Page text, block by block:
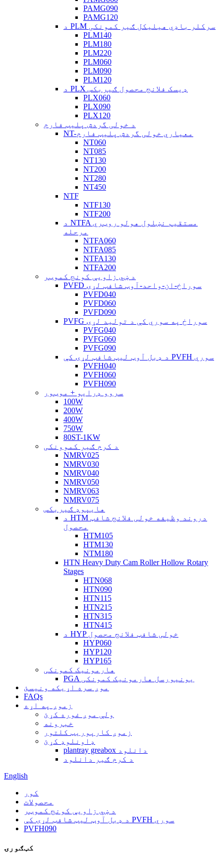
PAMG090
PAMG120
د PLM سرکلر باډي هیلیکل ګیر کمونکی
PLM140
PLM180
PLM220
PLM060
PLM090
PLM120
د PLX ډیسک فلانج محصول ګیربکس
PLX060
PLX090
PLX120
د خولی گردش پلیټ فارم
NT-معیاري خولی گردش پلیټ فارم
NT060
NT085
NT130
NT200
NT280
NT450
NTF
NTF130
NTF200
د NTFA مستقیم نښلول هولو روټري
مرحله
NTFA060
NTFA085
NTFA130
NTFA200
د ښي زاویې کونج کموټر
PVFD سوراخ-ان-واحد-آوټ شافټ لړۍ
PVFD040
PVFD060
PVFD090
PVFG سوراخ په سوري کې د تولید لړۍ
PVFG040
PVFG060
PVFG090
د ډبل آوټ لیټ شافټ لړۍ کې PVFH سوري
PVFH040
PVFH060
PVFH090
سروو ډرایو + موټور
100W
200W
400W
750W
80ST-1KW
د کرم ګیر کموونکی
NMRV025
NMRV030
NMRV040
NMRV050
NMRV063
NMRV075
هایپوډ ګیربکس
د HTM دروند وظیفه خولی فلانج شافټ
محصول
HTM105
HTM130
NTM180
HTN Heavy Duty Cam Roller Hollow Rotary
Stages
HTN068
HTN090
HTN115
HTN215
HTN315
HTN415
د HYP خولی شافټ فلانج محصول
HYP060
HYP120
HYP165
هارمونیک کمونکی
PGA یونیورسل هارمونیک کمونکی
موږ سره اړیکه ونیسئ
FAQs
زموږ په اړه
ولې موږ غوره کړئ
خبرونه
زموږ کارپوریټ کلتور
ډاونلوډ کړئ
plantray greabox دانلود
د کرم ګیر دانلود
English
کور
محصولات
د ښي زاویې کونج کموټر
د ډبل آوټ لیټ شافټ لړۍ کې PVFH سوري
PVFH090
کټګورۍ